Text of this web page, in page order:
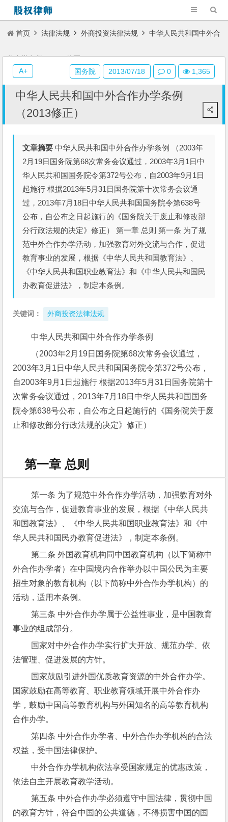
首页 法律法规 外商投资法律法规 中华人民共和国中外合
作办学条例（2013修正）
中华人民共和国中外合作办学条例
（2013修正）
文章摘要 中华人民共和国中外合作办学条例 （2003年
2月19日国务院第68次常务会议通过，2003年3月1日中
华人民共和国国务院令第372号公布，自2003年9月1日
起施行 根据2013年5月31日国务院第十次常务会议通
过，2013年7月18日中华人民共和国国务院令第638号
公布，自公布之日起施行的《国务院关于废止和修改部
分行政法规的决定》修正） 第一章 总则 第一条 为了规
范中外合作办学活动，加强教育对外交流与合作，促进
教育事业的发展，根据《中华人民共和国教育法》、
《中华人民共和国职业教育法》和《中华人民共和国民
办教育促进法》，制定本条例。
关键词： 外商投资法律法规
中华人民共和国中外合作办学条例
2003年3月1日中华人民共和国国务院令第372号公布，
自2003年9月1日起施行 根据2013年5月31日国务院第十
次常务会议通过，2013年7月18日中华人民共和国国务
院令第638号公布，自公布之日起施行的《国务院关于废
止和修改部分行政法规的决定》修正）
第一章 总则
第一条 为了规范中外合作办学活动，加强教育对外
交流与合作，促进教育事业的发展，根据《中华人民共
和国教育法》、《中华人民共和国职业教育法》和《中
华人民共和国民办教育促进法》，制定本条例。
第二条 外国教育机构同中国教育机构（以下简称中
外合作办学者）在中国境内合作举办以中国公民为主要
招生对象的教育机构（以下简称中外合作办学机构）的
活动，适用本条例。
第三条 中外合作办学属于公益性事业，是中国教育
事业的组成部分。
法管理、促进发展的方针。
国家鼓励在高等教育、职业教育领域开展中外合作办
学，鼓励中国高等教育机构与外国知名的高等教育机构
合作办学。
第四条 中外合作办学者、中外合作办学机构的合法
权益，受中国法律保护。
依法自主开展教育教学活动。
第五条 中外合作办学必须遵守中国法律，贯彻中国
的教育方针，符合中国的公共道德，不得损害中国的国
国务院 2013/07/18 0 1,365
A+